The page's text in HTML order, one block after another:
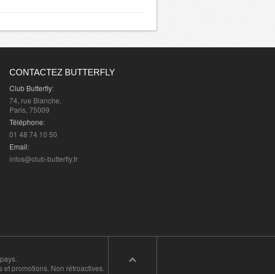
CONTACTEZ BUTTERFLY
Club Butterfly:
74, rue Blanche,
Paris, 75009
Téléphone:
01 48 74 10 50
Email:
infos@club-butterfly.fr
promotions. Non rétroactives.